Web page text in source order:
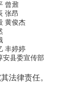
曾鼐
张昂
黄俊杰
丰婷婷
安县委宣传部
法律责任。